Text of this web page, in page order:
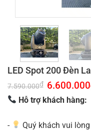
LED Spot 200 Đèn
7.590.000₫ Giá
gốc
là:
7.590.000₫.
6.600.000
Hỗ trợ khách hàng:
-
Quý khách vui